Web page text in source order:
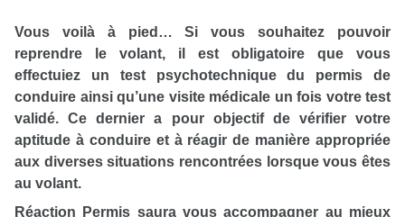
Vous voilà à pied… Si vous souhaitez pouvoir
reprendre le volant, il est obligatoire que vous
effectuiez un test psychotechnique du permis de
conduire ainsi qu’une visite médicale un fois votre test
validé. Ce dernier a pour objectif de vérifier votre
aptitude à conduire et à réagir de manière appropriée
aux diverses situations rencontrées lorsque vous êtes
au volant.
Réaction Permis saura vous accompagner au mieux